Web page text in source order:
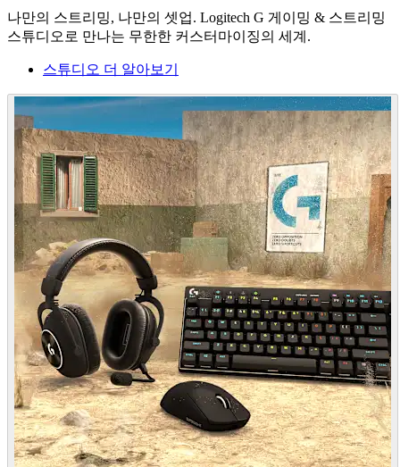
나만의 스트리밍, 나만의 셋업. Logitech G 게이밍 & 스트리밍
스튜디오로 만나는 무한한 커스터마이징의 세계.
스튜디오 더 알아보기